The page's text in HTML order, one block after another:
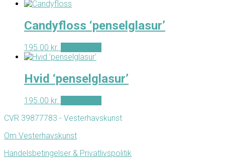
Candyfloss ‘penselglasur’
195.00 kr.
Hvid ‘penselglasur’
195.00 kr.
CVR 39877783 - Vesterhavskunst
Om Vesterhavskunst
Handelsbetingelser & Privatlivspolitik